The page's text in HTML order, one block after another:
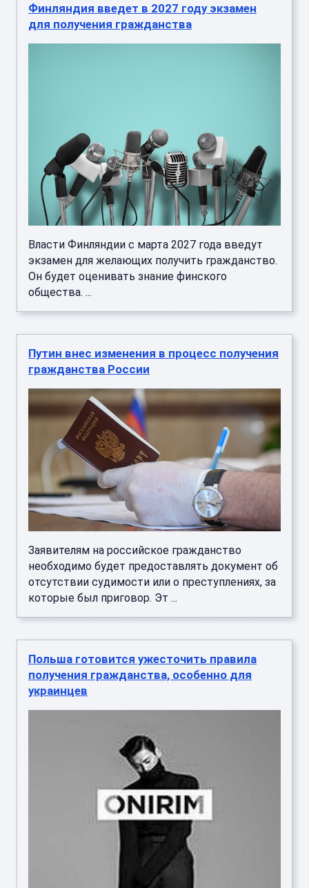
Финляндия введет в 2027 году экзамен
для получения гражданства
Власти Финляндии с марта 2027 года введут
экзамен для желающих получить гражданство.
Он будет оценивать знание финского
общества. ...
Путин внес изменения в процесс получения
гражданства России
Заявителям на российское гражданство
необходимо будет предоставлять документ об
отсутствии судимости или о преступлениях, за
которые был приговор. Эт ...
Польша готовится ужесточить правила
получения гражданства, особенно для
украинцев